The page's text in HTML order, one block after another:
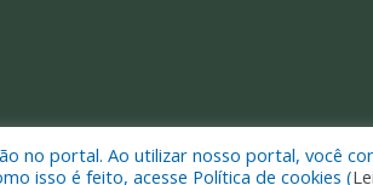
Limoeiro do Ajuru.
no portal. Ao utilizar nosso portal, você
isso é feito, acesse Política de cookies (